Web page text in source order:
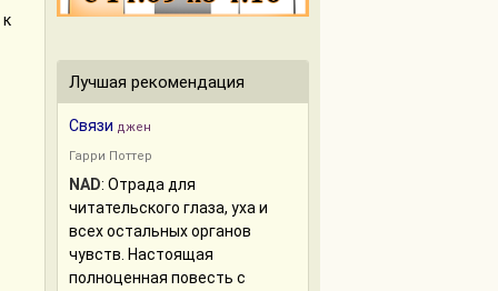
Лучшая рекомендация
Связи джен
Гарри Поттер
NAD: Отрада для
читательского глаза, уха и
всех остальных органов
чувств. Настоящая
полноценная повесть с